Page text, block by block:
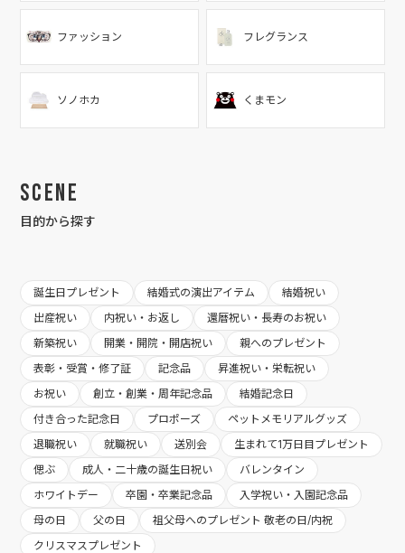
ファッション フレグランス
ソノホカ くまモン
Scene
目的から探す
誕生日プレゼント 結婚式の演出アイテム
結婚祝い
出産祝い
内祝い・お返し
還暦祝い・長寿のお祝い
新築祝い
開業・開院・開店祝い
親へのプレゼント
表彰・受賞・修了証
記念品
昇進祝い・栄転祝い
お祝い
創立・創業・周年記念品
結婚記念日
付き合った記念日
プロポーズ
ペットメモリアルグッズ
退職祝い
就職祝い 送別会
生まれて1万日目プレゼント
偲ぶ
成人・二十歳の誕生日祝い
バレンタイン
ホワイトデー
卒園・卒業記念品
入学祝い・入園記念品
母の日
父の日
祖父母へのプレゼント 敬老の日/内祝
クリスマスプレゼント